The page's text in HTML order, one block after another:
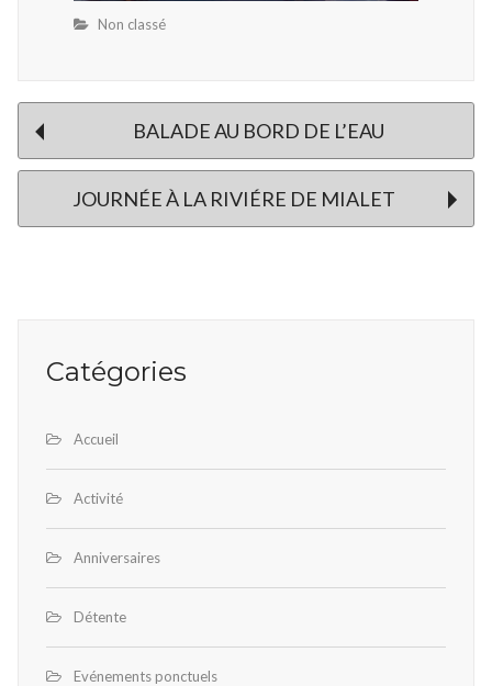
Non classé
Post
navigation
BALADE AU BORD DE L’EAU
JOURNÉE À LA RIVIÉRE DE MIALET
Catégories
Accueil
Activité
Anniversaires
Détente
Evénements ponctuels